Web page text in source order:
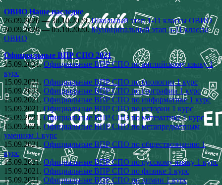
ОВИО Наше наследие
26.09.2020 — 30.10.2020.Школьный этап 1-11 классы ОВИО
30.09.2020 — 05.10.2020.Муниципальный этап 5-11 классы
ОВИО
Официальные ВПР СПО 2021
15.09.2021.Официальные ВПР СПО по английскому языку 1
курс
15.09.2021. Официальные ВПР СПО по биологии 1 курс
15.09.2021.Официальные ВПР СПО по географии 1 курс
15.09.2021. Официальные ВПР СПО по информатике 1 курс
15.09.2021.Официальные ВПР СПО по истории 1 курс
15.09.2021. Официальные ВПР СПО по математике 1 курс
15.09.2021.Официальные ВПР СПО по метапредметным
умениям 1 курс
15.09.2021. Официальные ВПР СПО по обществознанию 1
курс
15.09.2021.Официальные ВПР СПО по русскому языку 1 курс
15.09.2021. Официальные ВПР СПО по физике 1 курс
15.09.2021.Официальные ВПР СПО по химии 1 курс